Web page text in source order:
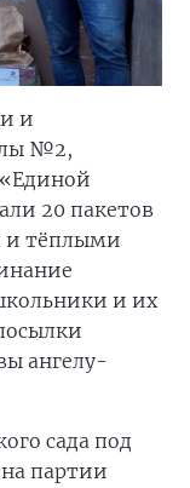
и
№2,
20 пакетов
и тёплыми
и их
ангелу-
сада под
партии